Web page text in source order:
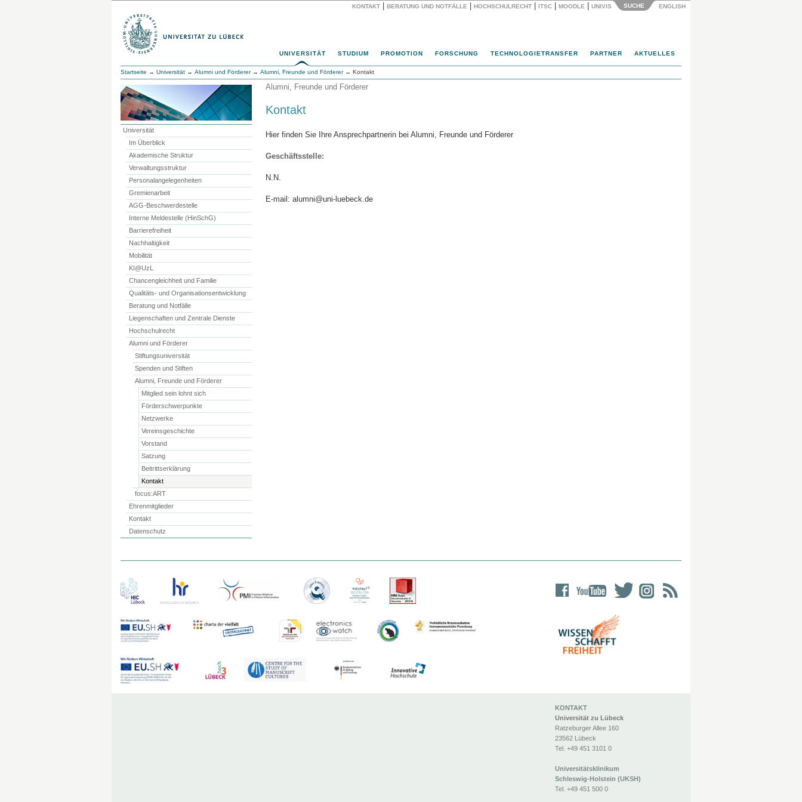
KONTAKT BERATUNG UND NOTFÄLLE HOCHSCHULRECHT ITSC MOODLE UNIVIS SUCHE ENGLISH
UNIVERSITÄT STUDIUM PROMOTION FORSCHUNG TECHNOLOGIETRANSFER PARTNER AKTUELLES
Startseite → Universität → Alumni und Förderer→ Alumni, Freunde und Förderer→ Kontakt
Universität
Im Überblick
Akademische Struktur
Verwaltungsstruktur
Personalangelegenheiten
Gremienarbeit
AGG-Beschwerdestelle
Interne Meldestelle (HinSchG)
Barrierefreiheit
Nachhaltigkeit
Mobilität
KI@UzL
Chancengleichheit und Familie
Qualitäts- und Organisationsentwicklung
Beratung und Notfälle
Liegenschaften und Zentrale Dienste
Hochschulrecht
Alumni und Förderer
Stiftungsuniversität
Spenden und Stiften
Alumni, Freunde und Förderer
Mitglied sein lohnt sich
Förderschwerpunkte
Netzwerke
Vereinsgeschichte
Vorstand
Satzung
Beitrittserklärung
Kontakt
focus:ART
Ehrenmitglieder
Kontakt
Datenschutz
Alumni, Freunde und Förderer
Kontakt
Hier finden Sie Ihre Ansprechpartnerin bei Alumni, Freunde und Förderer
Geschäftsstelle:
N.N.
E-mail: alumni@uni-luebeck.de
KONTAKT
Universität zu Lübeck
Ratzeburger Allee 160
23562 Lübeck
Tel. +49 451 3101 0
Universitätsklinikum
Schleswig-Holstein (UKSH)
Tel. +49 451 500 0